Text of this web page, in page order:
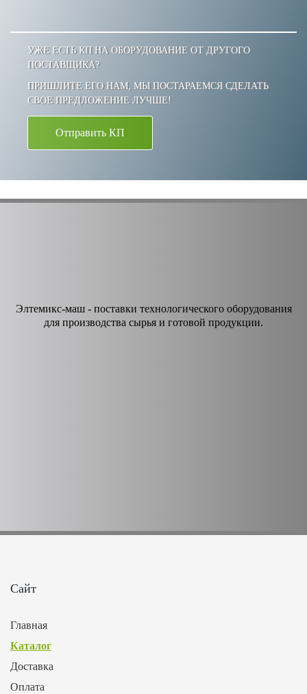
УЖЕ ЕСТЬ КП НА ОБОРУДОВАНИЕ ОТ ДРУГОГО
ПОСТАВЩИКА?
ПРИШЛИТЕ ЕГО НАМ, МЫ ПОСТАРАЕМСЯ СДЕЛАТЬ
СВОЕ ПРЕДЛОЖЕНИЕ ЛУЧШЕ!
Отправить КП
Элтемикс-маш - поставки технологического оборудования
для производства сырья и готовой продукции.
Сайт
Главная
Каталог
Доставка
Оплата